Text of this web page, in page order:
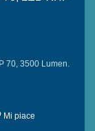
70, 3500 Lumen.
Mi piace